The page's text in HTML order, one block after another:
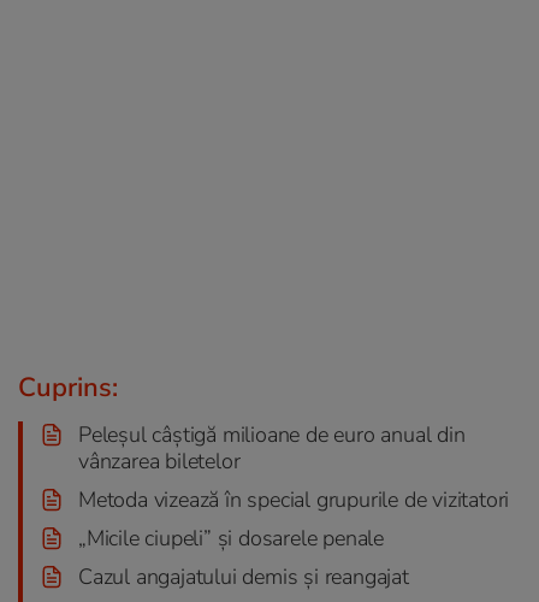
Cuprins:
Peleșul câștigă milioane de euro anual din
vânzarea biletelor
Metoda vizează în special grupurile de vizitatori
„Micile ciupeli” și dosarele penale
Cazul angajatului demis și reangajat